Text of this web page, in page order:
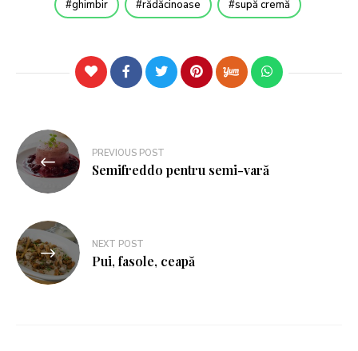
ghimbir rădăcinoase supă cremă
PREVIOUS POST
Semifreddo pentru semi-vară
NEXT POST
Pui, fasole, ceapă